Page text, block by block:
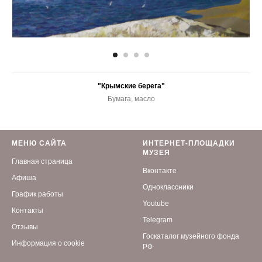
"Крымские берега"
Бумага, масло
МЕНЮ САЙТА
Главная страница
Афиша
График работы
Контакты
Отзывы
Информация о cookie
ИНТЕРНЕТ-ПЛОЩАДКИ
МУЗЕЯ
Вконтакте
Одноклассники
Youtube
Telegram
Госкаталог музейного фонда
РФ